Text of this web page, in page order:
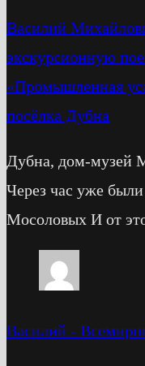
Василий
экскурсионную
«Промышленная
посёлка Дубна
Дубна, дом-музей
Через час уже
Мосоловых И от
Василий -